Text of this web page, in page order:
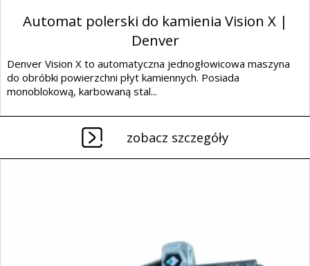
Automat polerski do kamienia Vision X |
Denver
Denver Vision X to automatyczna jednogłowicowa maszyna
do obróbki powierzchni płyt kamiennych. Posiada
monoblokową, karbowaną stal...
zobacz szczegóły